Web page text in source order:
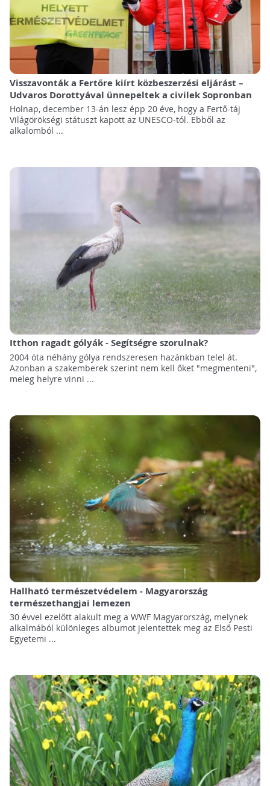
Visszavonták a Fertőre kiírt közbeszerzési eljárást –
Udvaros Dorottyával ünnepeltek a civilek Sopronban
Holnap, december 13-án lesz épp 20 éve, hogy a Fertő-táj
Világörökségi státuszt kapott az UNESCO-tól. Ebből az
alkalomból ...
Itthon ragadt gólyák - Segítségre szorulnak?
2004 óta néhány gólya rendszeresen hazánkban telel át.
Azonban a szakemberek szerint nem kell őket "megmenteni",
meleg helyre vinni ...
Hallható természetvédelem - Magyarország
természethangjai lemezen
30 évvel ezelőtt alakult meg a WWF Magyarország, melynek
alkalmából különleges albumot jelentettek meg az Első Pesti
Egyetemi ...